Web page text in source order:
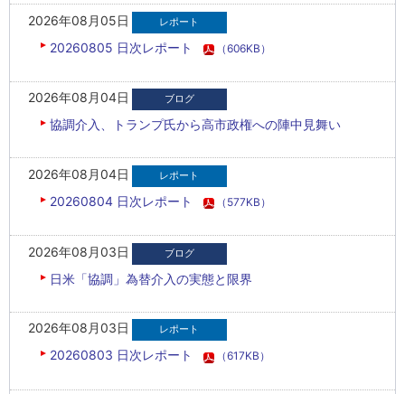
2026年08月05日
20260805 日次レポート
（606KB）
2026年08月04日
協調介入、トランプ氏から高市政権への陣中見舞い
2026年08月04日
20260804 日次レポート
（577KB）
2026年08月03日
日米「協調」為替介入の実態と限界
2026年08月03日
20260803 日次レポート
（617KB）